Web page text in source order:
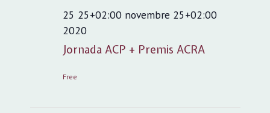
25 25+02:00 novembre 25+02:00
2020
Jornada ACP + Premis ACRA
Free